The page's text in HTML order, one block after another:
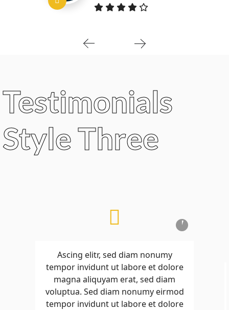
Testimonials
Style Three
Ascing elitr, sed diam nonumy
tempor invidunt ut labore et dolore
magna aliquyam erat, sed diam
voluptua. Sed diam nonumy eirmod
tempor invidunt ut labore et dolore